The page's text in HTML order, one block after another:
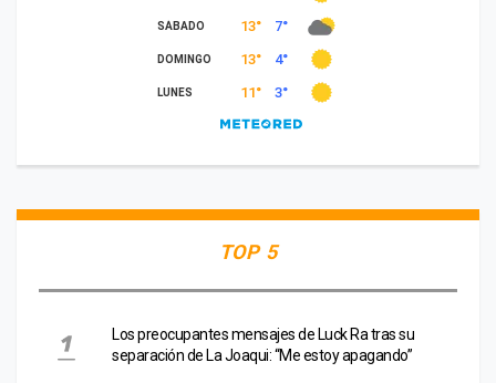
TOP 5
Los preocupantes mensajes de Luck Ra tras su
separación de La Joaqui: “Me estoy apagando”